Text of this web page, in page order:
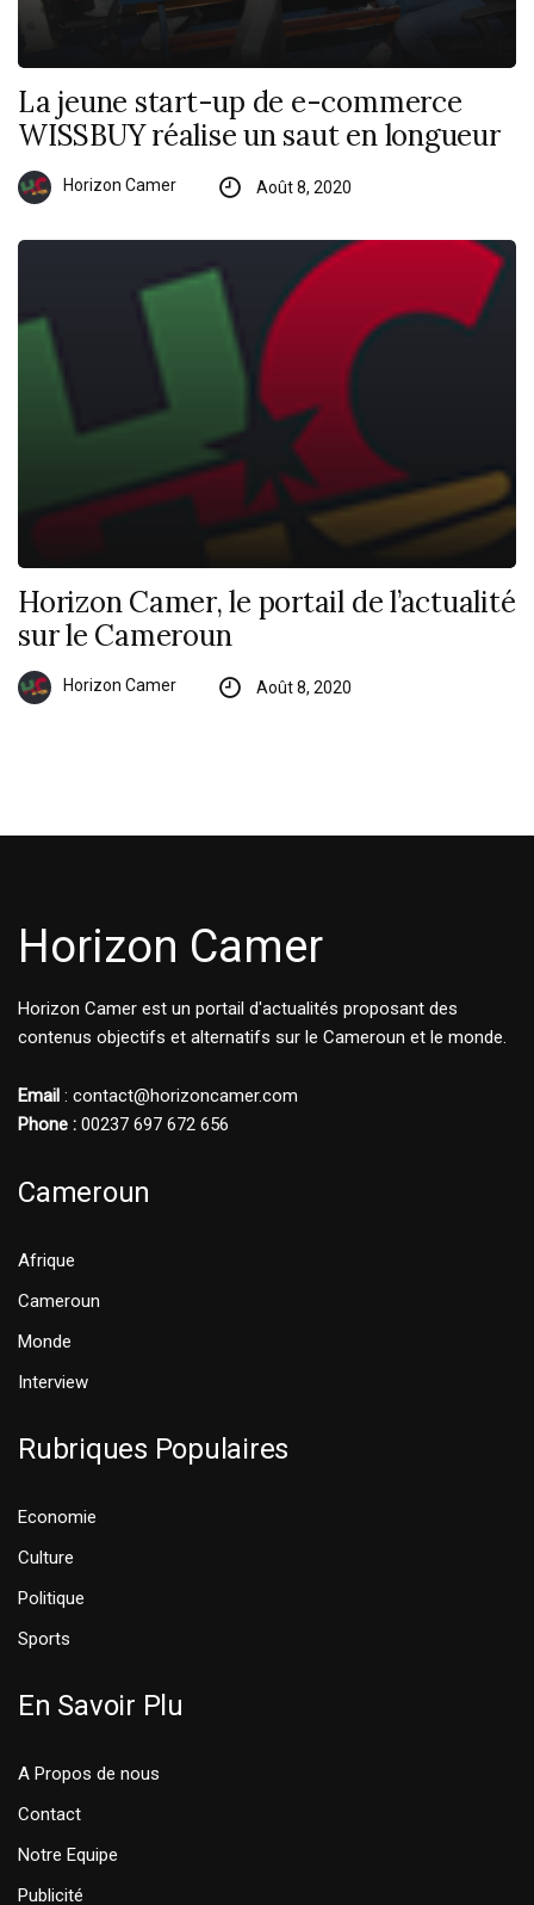
La jeune start-up de e-commerce
WISSBUY réalise un saut en longueur
Horizon Camer Août 8, 2020
Horizon Camer, le portail de l’actualité
sur le Cameroun
Horizon Camer Août 8, 2020
Horizon Camer
Horizon Camer est un portail d'actualités proposant des
contenus objectifs et alternatifs sur le Cameroun et le monde.
Email : contact@horizoncamer.com
Phone : 00237 697 672 656
Cameroun
Afrique
Cameroun
Monde
Interview
Rubriques Populaires
Economie
Culture
Politique
Sports
En Savoir Plu
A Propos de nous
Contact
Notre Equipe
Publicité